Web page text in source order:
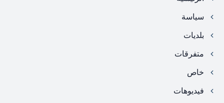
سياسة
بلديات
متفرقات
خاص
فيديوهات